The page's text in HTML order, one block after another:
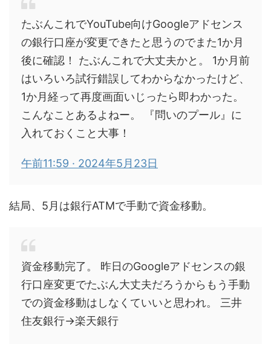
たぶんこれでYouTube向けGoogleアドセンス
の銀行口座が変更できたと思うのでまた1か月
後に確認！ たぶんこれで大丈夫かと。 1か月前
はいろいろ試行錯誤してわからなかったけど、
1か月経って再度画面いじったら即わかった。
こんなことあるよねー。 『問いのプール』に
入れておくこと大事！
午前11:59 · 2024年5月23日
結局、5月は銀行ATMで手動で資金移動。
資金移動完了。 昨日のGoogleアドセンスの銀
行口座変更でたぶん大丈夫だろうからもう手動
での資金移動はしなくていいと思われ。 三井
住友銀行→楽天銀行